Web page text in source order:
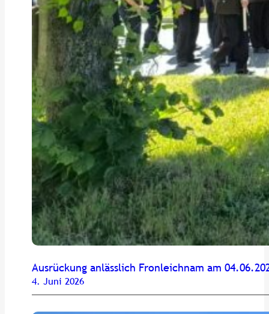
Ausrückung anlässlich Fronleichnam am
4. Juni 2026